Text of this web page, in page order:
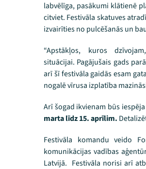
labvēlīga, pasākumi klātienē
citviet. Festivāla skatuves
izvairīties no pulcēšanās un
“Apstākļos, kuros
situācijai. Pagājušais gads
arī šī festivāla gaidās esam
nogalē vīrusa izplatība
Arī šogad ikvienam būs
marta līdz 15. aprīlim.
Festivāla komandu veido
komunikācijas vadības
Latvijā. Festivāla norisi arī